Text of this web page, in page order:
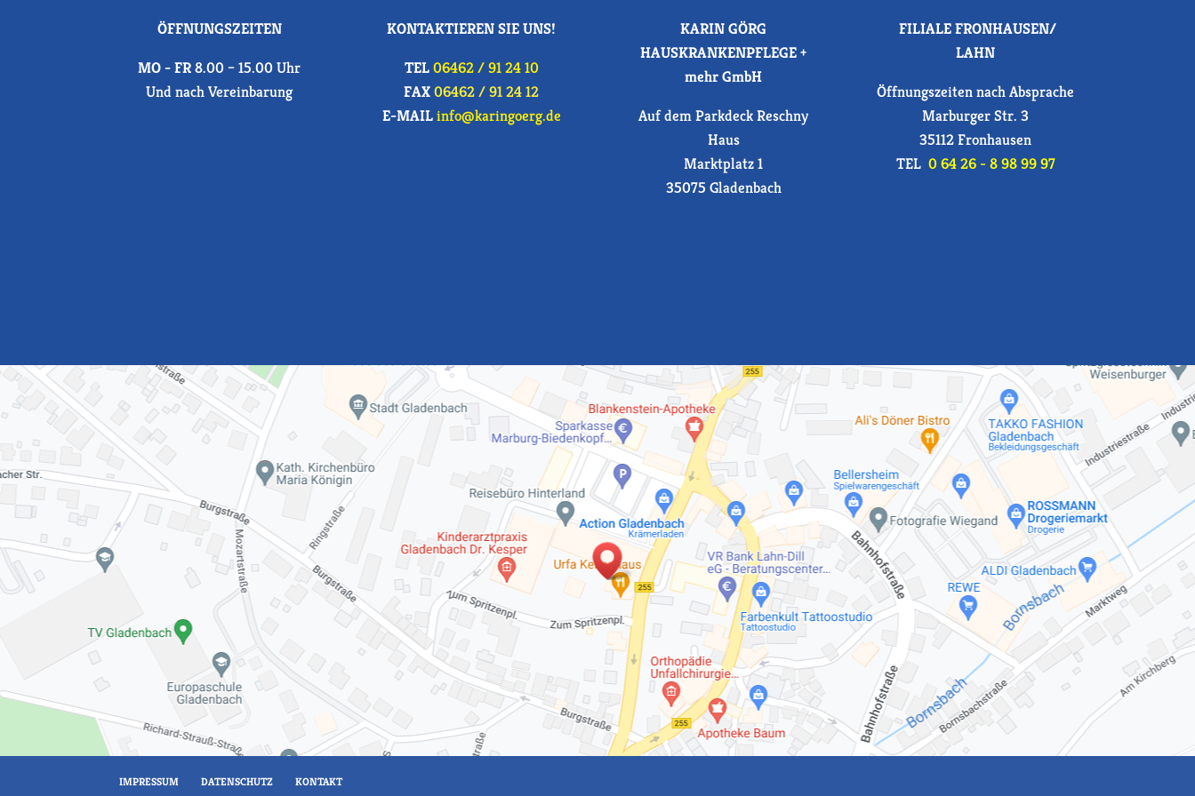
ÖFFNUNGSZEITEN
MO - FR8.00 – 15.00 Uhr
Und nach Vereinbarung
KONTAKTIEREN SIE UNS!
TEL06462 / 91 24 10
FAX06462 / 91 24 12
E-MAILinfo@karingoerg.de
KARIN GÖRG
HAUSKRANKENPFLEGE +
mehr GmbH
Auf dem Parkdeck Reschny
Haus
Marktplatz 1
35075 Gladenbach
FILIALE FRONHAUSEN/
LAHN
Öffnungszeiten nach Absprache
Marburger Str. 3
35112 Fronhausen
TEL 0 64 26 - 8 98 99 97
IMPRESSUM DATENSCHUTZ KONTAKT